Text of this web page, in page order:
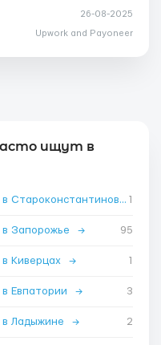
26-08-2025
Upwork and Payoneer
ищут в
Работа Арбитраж криптовалют в Староконстантинове 1
Запорожье → 95
Киверцах → 1
Евпатории → 3
Ладыжине → 2